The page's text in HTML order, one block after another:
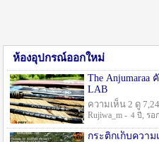
ห้องอุปกรณ์ออกใหม่
The Anjumaraa
LAB
ความเห็น 2 ดู
Rujiwa_m - 4 ปี , รอ
กระติกเก็บควา